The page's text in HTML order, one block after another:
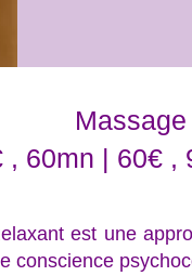
, 60mn | 60€ ,
est une
conscience